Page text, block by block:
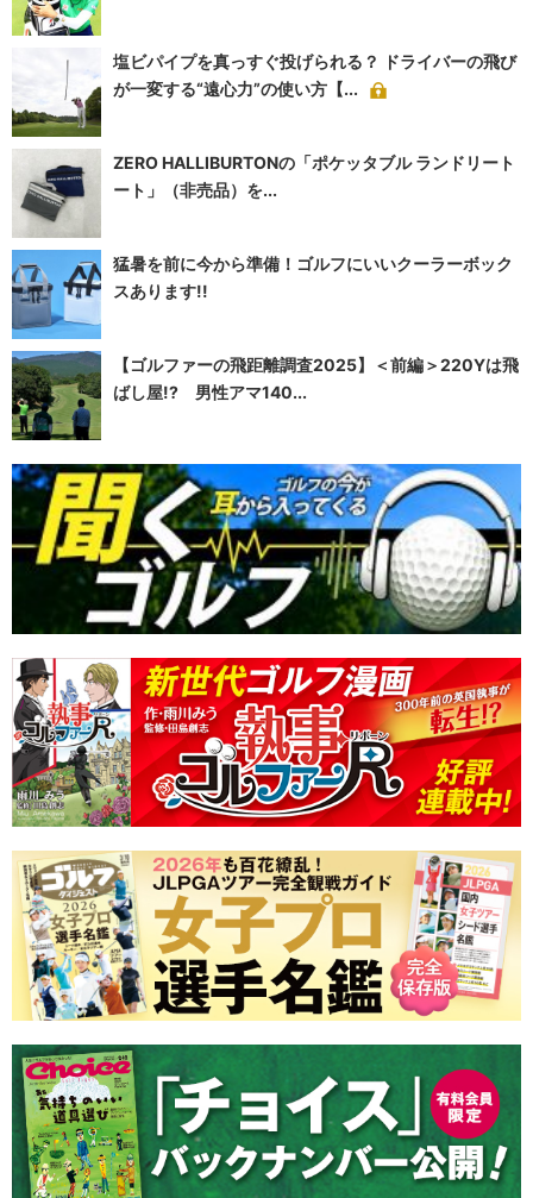
塩ビパイプを真っすぐ投げられる？ ドライバーの飛び
が一変する“遠心力”の使い方【...
ZERO HALLIBURTONの「ポケッタブル ランドリート
ート」（非売品）を...
猛暑を前に今から準備！ゴルフにいいクーラーボック
スあります!!
【ゴルファーの飛距離調査2025】＜前編＞220Yは飛
ばし屋!? 男性アマ140...